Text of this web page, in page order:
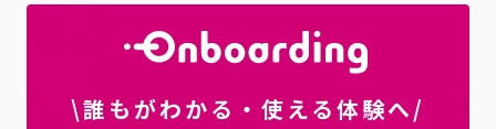
\誰もがわかる・使える体験へ/